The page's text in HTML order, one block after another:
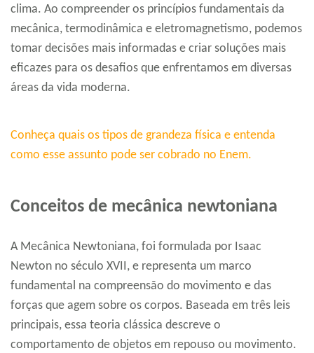
clima. Ao compreender os princípios fundamentais da
mecânica, termodinâmica e eletromagnetismo, podemos
tomar decisões mais informadas e criar soluções mais
eficazes para os desafios que enfrentamos em diversas
áreas da vida moderna.
Conheça quais os tipos de grandeza física e entenda
como esse assunto pode ser cobrado no Enem.
Conceitos de mecânica newtoniana
A Mecânica Newtoniana, foi formulada por Isaac
Newton no século XVII, e representa um marco
fundamental na compreensão do movimento e das
forças que agem sobre os corpos. Baseada em três leis
principais, essa teoria clássica descreve o
comportamento de objetos em repouso ou movimento.